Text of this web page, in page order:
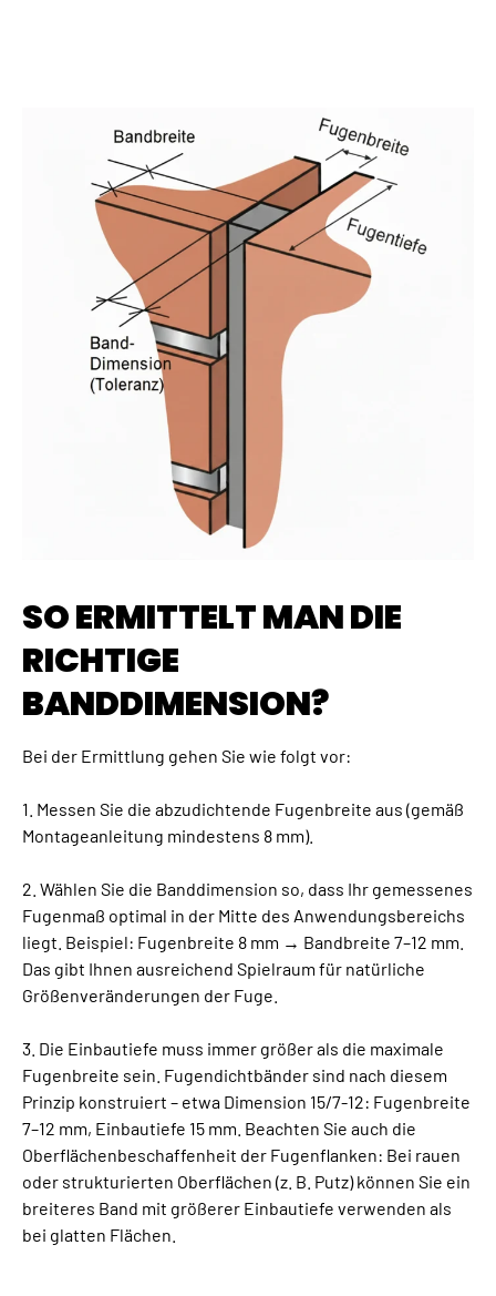
SO ERMITTELT MAN DIE
RICHTIGE
BANDDIMENSION?
Bei der Ermittlung gehen Sie wie folgt vor:
1. Messen Sie die abzudichtende Fugenbreite aus (gemäß
Montageanleitung mindestens 8 mm).
2. Wählen Sie die Banddimension so, dass Ihr gemessenes
Fugenmaß optimal in der Mitte des Anwendungsbereichs
liegt. Beispiel: Fugenbreite 8 mm → Bandbreite 7–12 mm.
Das gibt Ihnen ausreichend Spielraum für natürliche
Größenveränderungen der Fuge.
3. Die Einbautiefe muss immer größer als die maximale
Fugenbreite sein. Fugendichtbänder sind nach diesem
Prinzip konstruiert – etwa Dimension 15/7-12: Fugenbreite
7–12 mm, Einbautiefe 15 mm. Beachten Sie auch die
Oberflächenbeschaffenheit der Fugenflanken: Bei rauen
oder strukturierten Oberflächen (z. B. Putz) können Sie ein
breiteres Band mit größerer Einbautiefe verwenden als
bei glatten Flächen.